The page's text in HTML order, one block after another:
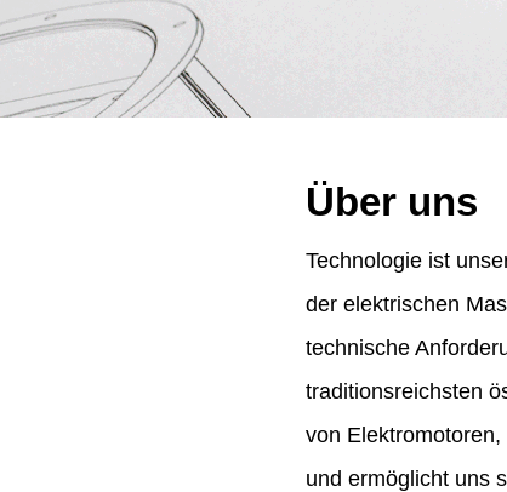
Über uns
Technologie ist
der elektrischen
technische
traditionsreichsten
von
und ermöglicht uns